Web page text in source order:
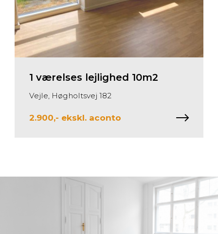
1 værelses lejlighed 10m2
Vejle, Høgholtsvej 182
2.900,- ekskl. aconto